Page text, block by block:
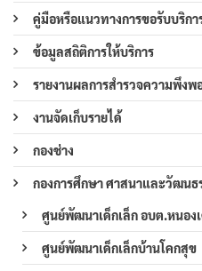
คู่มือหรือแนวทางการขอรับบริก
ข้อมูลสถิติการให้บริการ
รายงานผลการสำรวจความพึงพ
งานจัดเก็บรายได้
กองช่าง
กองการศึกษา ศาสนาและวัฒนธ
ศูนย์พัฒนาเด็กเล็ก อบต.หนอง
ศูนย์พัฒนาเด็กเล็กบ้านโคกสุข